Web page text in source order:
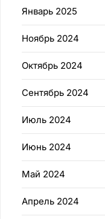
Январь 2025
Ноябрь 2024
Октябрь 2024
Сентябрь 2024
Июль 2024
Июнь 2024
Май 2024
Апрель 2024